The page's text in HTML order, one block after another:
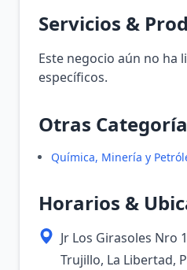
Servicios &
Este negocio aún no ha
específicos.
Otras
Química, Minería y
Horarios &
Jr Los Girasoles Nro
Trujillo, La Libertad,